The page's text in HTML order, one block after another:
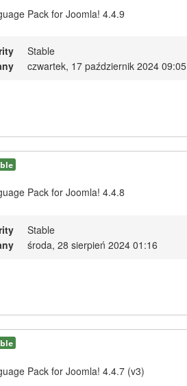
Pack for Joomla! 4.4.9
Stable
czwartek, 17 październik 2024 09:05
Pack for Joomla! 4.4.8
Stable
środa, 28 sierpień 2024 01:16
Pack for Joomla! 4.4.7 (v3)